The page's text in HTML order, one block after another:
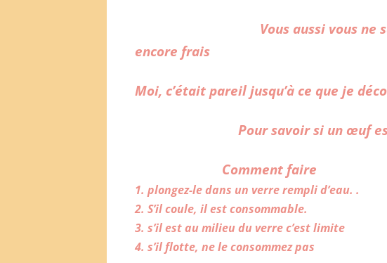
Vous aussi vous ne
encore frais
Moi, c’était pareil jusqu’à ce que je
Pour savoir si un œuf
Comment faire
1. plongez-le dans un verre rempli d’eau. .
2. S’il coule, il est consommable.
3. s’il est au milieu du verre c’est limite
4. s’il flotte, ne le consommez pas